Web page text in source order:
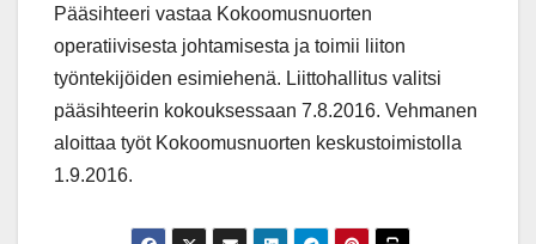
Pääsihteeri vastaa Kokoomusnuorten
operatiivisesta johtamisesta ja toimii liiton
työntekijöiden esimiehenä. Liittohallitus valitsi
pääsihteerin kokouksessaan 7.8.2016. Vehmanen
aloittaa työt Kokoomusnuorten keskustoimistolla
1.9.2016.